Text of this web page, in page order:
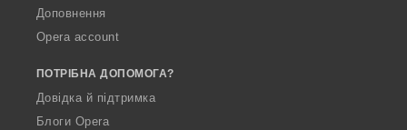
Доповнення
Opera account
ПОТРІБНА ДОПОМОГА?
Довідка й підтримка
Блоги Opera